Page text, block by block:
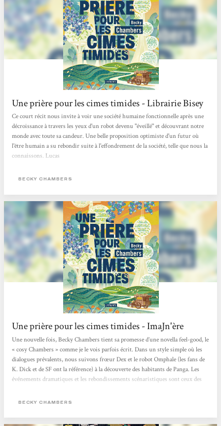
Une prière pour les cimes timides - Librairie Bisey
Ce court récit nous invite à voir une société humaine fonctionnelle après une
décroissance à travers les yeux d'un robot devenu "éveillé" et découvrant notre
monde avec toute sa candeur. Une belle proposition optimiste d'un futur où
l'être humain a su rebondir suite à l'effondrement de la société, telle que nous la
connaissons. Lucas
BECKY CHAMBERS
Une prière pour les cimes timides - ImaJn'ère
Une nouvelle fois, Becky Chambers tient sa promesse d’une novella feel-good, le
« cosy Chambers » comme je le vois parfois écrit. Dans un style simple où les
dialogues prévalents, nous suivons frœur Dex et le robot Omphale (les fans de
K. Dick et de SF ont la référence) à la découverte des habitants de Panga. Les
événements dramatiques et les rebondissements scénaristiques sont ceux des
éducation, et que l’autrice nous révèle sous forme de scénette. C’est le propre
BECKY CHAMBERS